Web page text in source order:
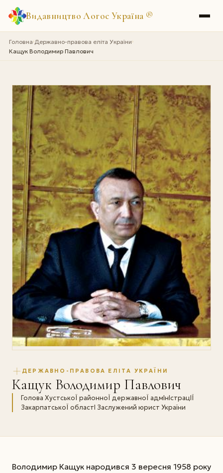
Видавництво Логос Україна ®
Головна›Державно-правова еліта України›
Кащук Володимир Павлович
ДЕРЖАВНО-ПРАВОВА ЕЛІТА УКРАЇНИ
Кащук Володимир Павлович
Голова ХустськоЇ районноЇ державноЇ адмІнІстрацІЇ
ЗакарпатськоЇ областІ Заслужений юрист України
Володимир Кащук народився 3 вересня 1958 року